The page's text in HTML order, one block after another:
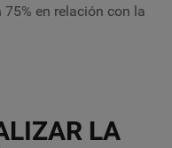
en relación con la
LA